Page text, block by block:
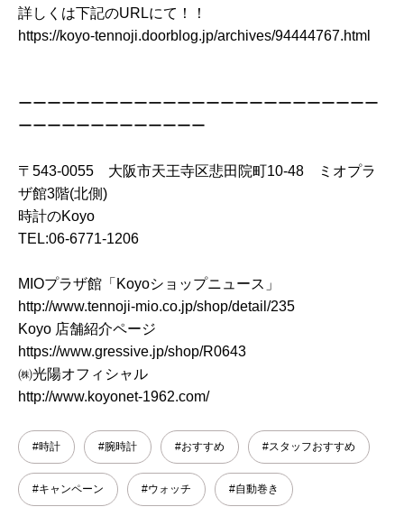
詳しくは下記のURLにて！！
https://koyo-tennoji.doorblog.jp/archives/94444767.html
ーーーーーーーーーーーーーーーーーーーーーーーーー
ーーーーーーーーーーーーー
〒543-0055 大阪市天王寺区悲田院町10-48 ミオプラ
ザ館3階(北側)
時計のKoyo
TEL:06-6771-1206
MIOプラザ館「Koyoショップニュース」
http://www.tennoji-mio.co.jp/shop/detail/235
Koyo 店舗紹介ページ
https://www.gressive.jp/shop/R0643
㈱光陽オフィシャル
http://www.koyonet-1962.com/
#時計 #腕時計 #おすすめ #スタッフおすすめ
#キャンペーン #ウォッチ #自動巻き